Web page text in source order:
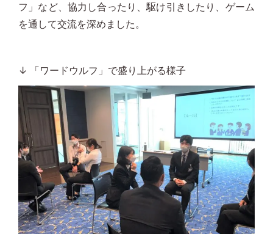
フ」など、協力し合ったり、駆け引きしたり、ゲーム
を通して交流を深めました。
↓ 「ワードウルフ」で盛り上がる様子